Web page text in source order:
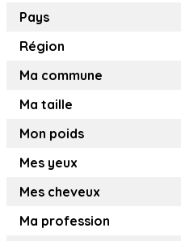
Pays
Région
Ma commune
Ma taille
Mon poids
Mes yeux
Mes cheveux
Ma profession